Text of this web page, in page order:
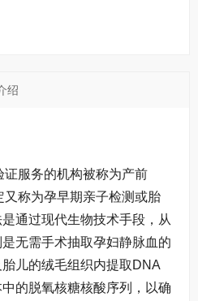
绍
服务的机构被称为产前
称为孕早期亲子检测或胎
通过现代生物技术手段，从
无需手术抽取孕妇静脉血的
儿的绒毛组织内提取DNA
的脱氧核糖核酸序列，以确